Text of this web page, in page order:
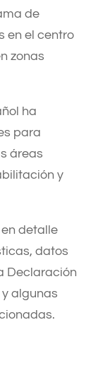
de
en el centro
zonas
ha
para
áreas
y
detalle
datos
Declaración
algunas